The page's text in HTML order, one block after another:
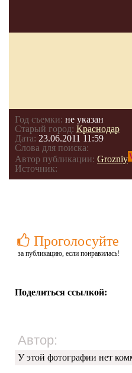
Год съемки: не указан
Старый город: Краснодар
Дата: 23.06.2011 11:59
Слова для поиска:
Автор публикации: Grozniy
Источник:
Проголосуйте
за публикацию, если понравилась!
Поделиться ссылкой:
Автор:
У этой фотографии нет